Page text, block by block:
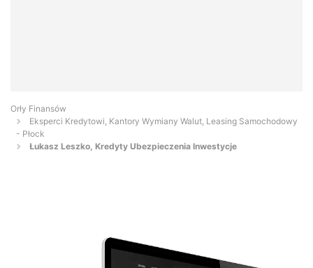
Orły Finansów
Eksperci Kredytowi, Kantory Wymiany Walut, Leasing Samochodowy
- Płock
Łukasz Leszko, Kredyty Ubezpieczenia Inwestycje